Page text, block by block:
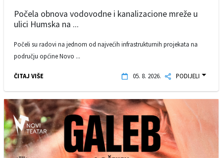
Počela obnova vodovodne i kanalizacione mreže u
ulici Humska na ...
Počeli su radovi na jednom od najvećih infrastrukturnih projekata na
području općine Novo ...
ČITAJ VIŠE 05. 8. 2026. PODIJELI